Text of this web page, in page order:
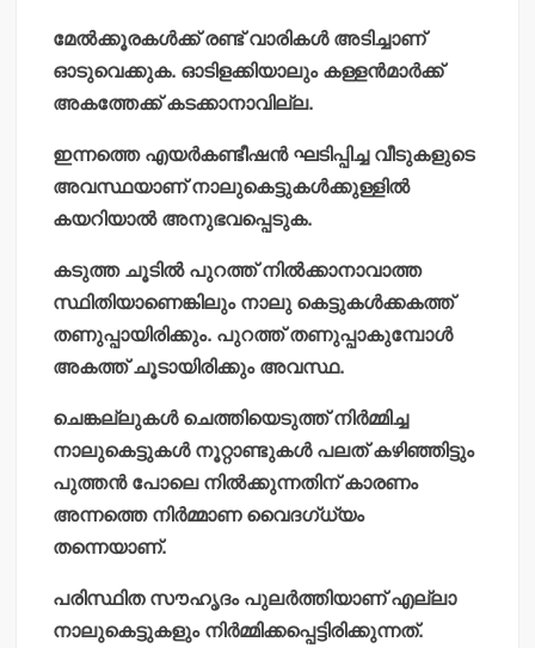
മേല്‍ക്കൂരകള്‍ക്ക് രണ്ട് വാരികള്‍ അടിച്ചാണ്
ഓടുവെക്കുക. ഓടിളക്കിയാലും കള്ളന്‍മാര്‍ക്ക്
അകത്തേക്ക് കടക്കാനാവില്ല.
ഇന്നത്തെ എയര്‍കണ്ടീഷന്‍ ഘടിപ്പിച്ച വീടുകളുടെ
അവസ്ഥയാണ് നാലുകെട്ടുകള്‍ക്കുള്ളില്‍
കയറിയാല്‍ അനുഭവപ്പെടുക.
കടുത്ത ചൂടില്‍ പുറത്ത് നില്‍ക്കാനാവാത്ത
സ്ഥിതിയാണെങ്കിലും നാലു കെട്ടുകള്‍ക്കകത്ത്
തണുപ്പായിരിക്കും. പുറത്ത് തണുപ്പാകുമ്പോള്‍
അകത്ത് ചൂടായിരിക്കും അവസ്ഥ.
ചെങ്കല്ലുകള്‍ ചെത്തിയെടുത്ത് നിര്‍മ്മിച്ച
നാലുകെട്ടുകള്‍ നൂറ്റാണ്ടുകള്‍ പലത് കഴിഞ്ഞിട്ടും
പുത്തന്‍ പോലെ നില്‍ക്കുന്നതിന് കാരണം
അന്നത്തെ നിര്‍മ്മാണ വൈദഗ്ധ്യം
തന്നെയാണ്.
പരിസ്ഥിത സൗഹൃദം പുലര്‍ത്തിയാണ് എല്ലാ
നാലുകെട്ടുകളും നിര്‍മ്മിക്കപ്പെട്ടിരിക്കുന്നത്.